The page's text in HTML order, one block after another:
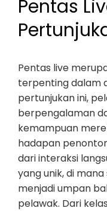
Pentas
Pentas live
terpenting dalam
pertunjukan ini,
berpengalaman
kemampuan
hadapan
dari interaksi
yang unik, di
menjadi umpan
pelawak. Dari